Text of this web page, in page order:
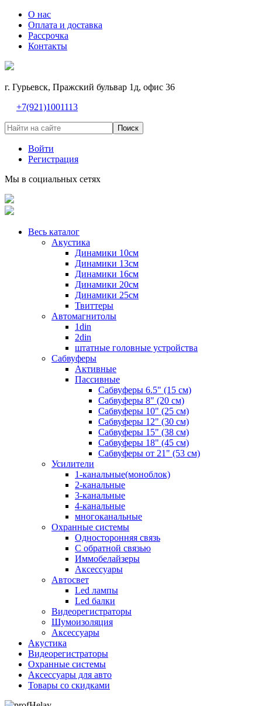
О нас
Оплата и доставка
Рассрочка
Контакты
г. Гурьевск, Пражский бульвар 1д, офис 36
+7(921)1001113
Поиск
Войти
Регистрация
Мы в социальных сетях
Весь каталог
Акустика
Динамики 10см
Динамики 13см
Динамики 16см
Динамики 20см
Динамики 25см
Твиттеры
Автомагнитолы
1din
2din
штатные головные устройства
Сабвуферы
Активные
Пассивные
Сабвуферы 6.5" (15 см)
Сабвуферы 8" (20 см)
Сабвуферы 10" (25 см)
Сабвуферы 12" (30 см)
Сабвуферы 15" (38 см)
Сабвуферы 18" (45 см)
Сабвуферы от 21" (53 см)
Усилители
1-канальные(моноблок)
2-канальные
3-канальные
4-канальные
многоканальные
Охранные системы
Односторонняя связь
С обратной связью
Иммобелайзеры
Аксессуары
Автосвет
Led лампы
Led балки
Видеорегистраторы
Шумоизоляция
Аксессуары
Акустика
Видеорегистраторы
Охранные системы
Аксессуары для авто
Товары со скидками